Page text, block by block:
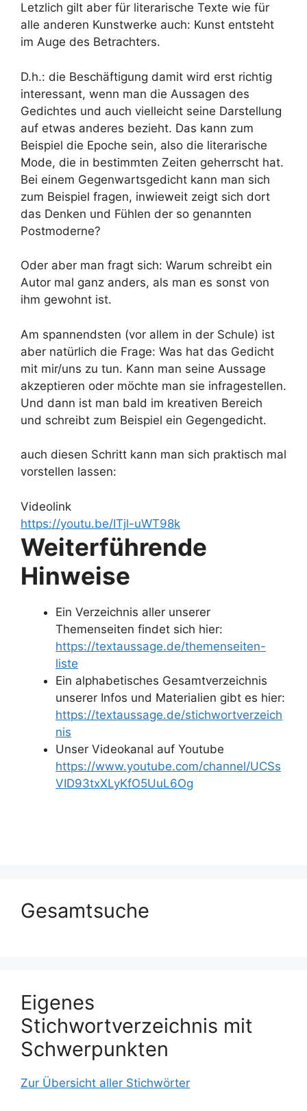
Letzlich gilt aber für literarische Texte wie für
alle anderen Kunstwerke auch: Kunst entsteht
im Auge des Betrachters.
D.h.: die Beschäftigung damit wird erst richtig
interessant, wenn man die Aussagen des
Gedichtes und auch vielleicht seine Darstellung
auf etwas anderes bezieht. Das kann zum
Beispiel die Epoche sein, also die literarische
Mode, die in bestimmten Zeiten geherrscht hat.
Bei einem Gegenwartsgedicht kann man sich
zum Beispiel fragen, inwieweit zeigt sich dort
das Denken und Fühlen der so genannten
Postmoderne?
Oder aber man fragt sich: Warum schreibt ein
Autor mal ganz anders, als man es sonst von
ihm gewohnt ist.
Am spannendsten (vor allem in der Schule) ist
aber natürlich die Frage: Was hat das Gedicht
mit mir/uns zu tun. Kann man seine Aussage
akzeptieren oder möchte man sie infragestellen.
Und dann ist man bald im kreativen Bereich
und schreibt zum Beispiel ein Gegengedicht.
auch diesen Schritt kann man sich praktisch mal
vorstellen lassen:
Videolink
https://youtu.be/ITjl-uWT98k
Weiterführende
Hinweise
Ein Verzeichnis aller unserer
Themenseiten findet sich hier:
https://textaussage.de/themenseiten-
liste
Ein alphabetisches Gesamtverzeichnis
unserer Infos und Materialien gibt es hier:
https://textaussage.de/stichwortverzeich
nis
Unser Videokanal auf Youtube
https://www.youtube.com/channel/UCSs
VID93txXLyKfO5UuL6Og
Gesamtsuche
Eigenes
Stichwortverzeichnis mit
Schwerpunkten
Zur Übersicht aller Stichwörter